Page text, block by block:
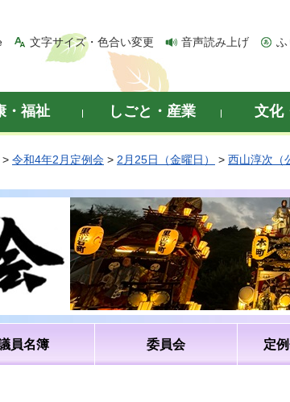
文字サイズ・色合い変更 音声読み上げ ふ
・福祉 しごと・産業 文化
> 令和4年2月定例会 > 2月25日（金曜日） > 西山淳次（
員名簿 委員会 定